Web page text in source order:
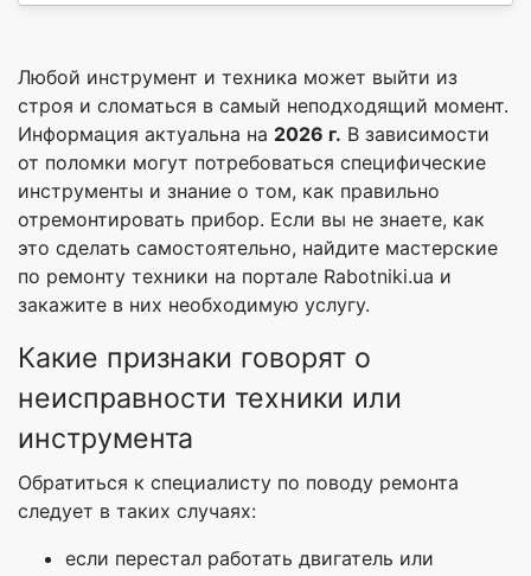
Любой инструмент и техника может выйти из
строя и сломаться в самый неподходящий момент.
Информация актуальна на 2026 г. В зависимости
от поломки могут потребоваться специфические
инструменты и знание о том, как правильно
отремонтировать прибор. Если вы не знаете, как
это сделать самостоятельно, найдите мастерские
по ремонту техники на портале Rabotniki.ua и
закажите в них необходимую услугу.
Какие признаки говорят о
неисправности техники или
инструмента
Обратиться к специалисту по поводу ремонта
следует в таких случаях:
если перестал работать двигатель или